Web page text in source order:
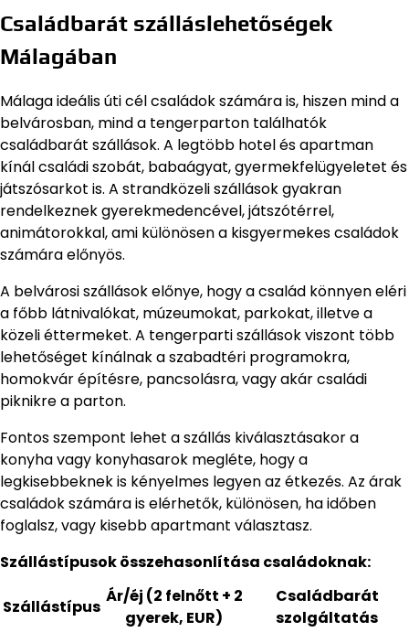
Családbarát szálláslehetőségek
Málagában
Málaga ideális úti cél családok számára is, hiszen mind a
belvárosban, mind a tengerparton találhatók
családbarát szállások. A legtöbb hotel és apartman
kínál családi szobát, babaágyat, gyermekfelügyeletet és
játszósarkot is. A strandközeli szállások gyakran
rendelkeznek gyerekmedencével, játszótérrel,
animátorokkal, ami különösen a kisgyermekes családok
számára előnyös.
A belvárosi szállások előnye, hogy a család könnyen eléri
a főbb látnivalókat, múzeumokat, parkokat, illetve a
közeli éttermeket. A tengerparti szállások viszont több
lehetőséget kínálnak a szabadtéri programokra,
homokvár építésre, pancsolásra, vagy akár családi
piknikre a parton.
Fontos szempont lehet a szállás kiválasztásakor a
konyha vagy konyhasarok megléte, hogy a
legkisebbeknek is kényelmes legyen az étkezés. Az árak
családok számára is elérhetők, különösen, ha időben
foglalsz, vagy kisebb apartmant választasz.
Szállástípusok összehasonlítása családoknak:
Szállástípus
Ár/éj (2 felnőtt + 2
gyerek, EUR)
Családbarát
szolgáltatás